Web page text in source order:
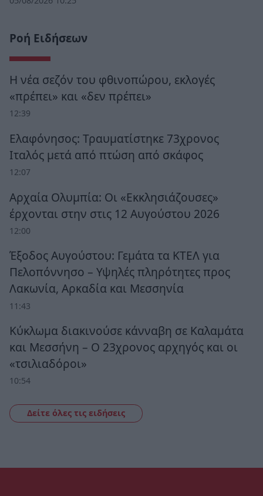
Ροή Ειδήσεων
Η νέα σεζόν του φθινοπώρου, εκλογές
«πρέπει» και «δεν πρέπει»
12:39
Ελαφόνησος: Τραυματίστηκε 73χρονος
Ιταλός μετά από πτώση από σκάφος
12:07
Αρχαία Ολυμπία: Οι «Εκκλησιάζουσες»
έρχονται στην στις 12 Αυγούστου 2026
12:00
Έξοδος Αυγούστου: Γεμάτα τα ΚΤΕΛ για
Πελοπόννησο – Υψηλές πληρότητες προς
Λακωνία, Αρκαδία και Μεσσηνία
11:43
Κύκλωμα διακινούσε κάνναβη σε Καλαμάτα
και Μεσσήνη – Ο 23χρονος αρχηγός και οι
«τσιλιαδόροι»
10:54
Δείτε όλες τις ειδήσεις